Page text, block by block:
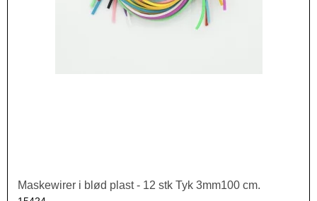
Maskewirer i blød plast - 12 stk Tyk 3mm100 cm.